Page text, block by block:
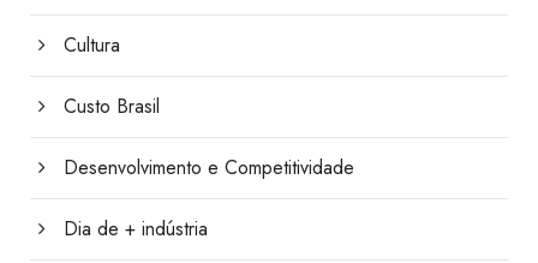
Cultura
Custo Brasil
Desenvolvimento e Competitividade
Dia de + indústria